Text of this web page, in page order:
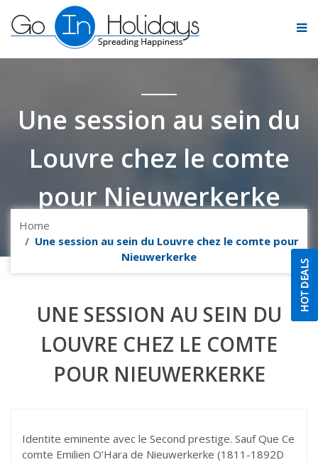
Une session au sein du
Louvre chez le comte
pour Nieuwerkerke
Home
Une session au sein du Louvre chez le comte pour
Nieuwerkerke
UNE SESSION AU SEIN DU
LOUVRE CHEZ LE COMTE
POUR NIEUWERKERKE
Identite eminente avec le Second prestige. Sauf Que Ce
comte Emilien O’Hara de Nieuwerkerke (1811-1892D